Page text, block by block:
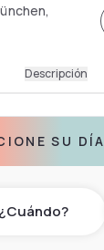
Descripción
SU DÍA
¿Cuándo?